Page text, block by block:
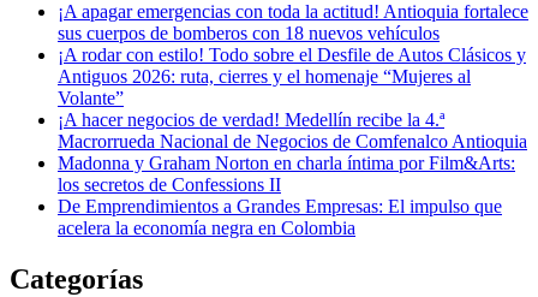
¡A apagar emergencias con toda la actitud! Antioquia fortalece
sus cuerpos de bomberos con 18 nuevos vehículos
¡A rodar con estilo! Todo sobre el Desfile de Autos Clásicos y
Antiguos 2026: ruta, cierres y el homenaje “Mujeres al
Volante”
¡A hacer negocios de verdad! Medellín recibe la 4.ª
Macrorrueda Nacional de Negocios de Comfenalco Antioquia
Madonna y Graham Norton en charla íntima por Film&Arts:
los secretos de Confessions II
De Emprendimientos a Grandes Empresas: El impulso que
acelera la economía negra en Colombia
Categorías